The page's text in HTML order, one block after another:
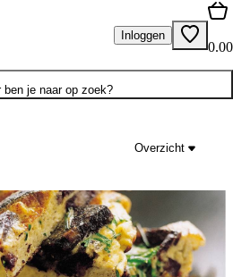
Inloggen
0.00
ben je naar op zoek?
Overzicht